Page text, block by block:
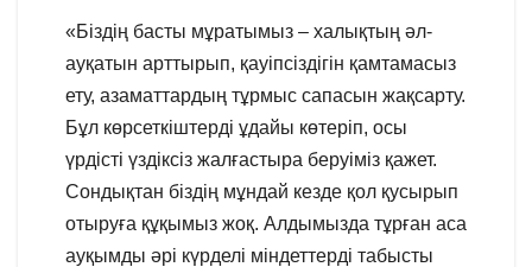
«Біздің басты мұратымыз – халықтың әл-
ауқатын арттырып, қауіпсіздігін қамтамасыз
ету, азаматтардың тұрмыс сапасын жақсарту.
Бұл көрсеткіштерді ұдайы көтеріп, осы
үрдісті үздіксіз жалғастыра беруіміз қажет.
Сондықтан біздің мұндай кезде қол қусырып
отыруға құқымыз жоқ. Алдымызда тұрған аса
ауқымды әрі күрделі міндеттерді табысты